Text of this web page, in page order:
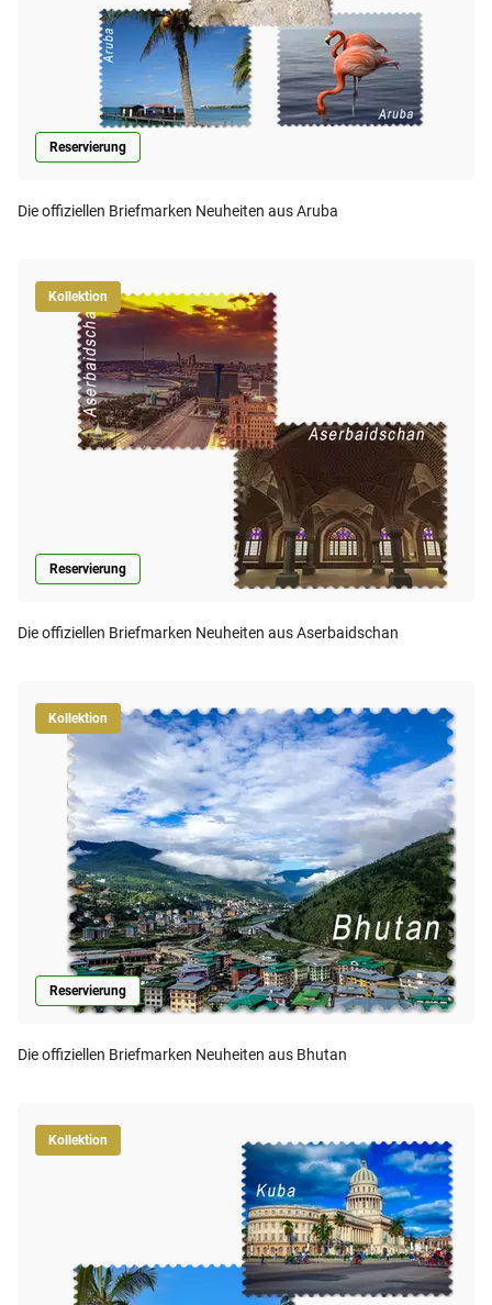
Reservierung
Die offiziellen Briefmarken Neuheiten aus Aruba
Kollektion
Reservierung
Die offiziellen Briefmarken Neuheiten aus Aserbaidschan
Kollektion
Reservierung
Die offiziellen Briefmarken Neuheiten aus Bhutan
Kollektion